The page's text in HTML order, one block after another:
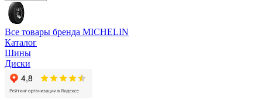
Все товары бренда MICHELIN
Каталог
Шины
Диски